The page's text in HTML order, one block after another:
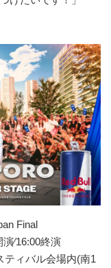
Final
∕16:00終演
ティバル会場内(南1